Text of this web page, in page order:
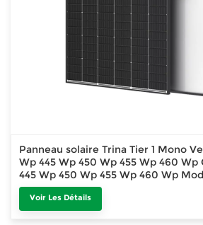
Panneau solaire Trina Tier 1 Mono
Wp 445 Wp 450 Wp 455 Wp 460
445 Wp 450 Wp 455 Wp 460 Wp
Module PV bifacial
Voir Les Détails